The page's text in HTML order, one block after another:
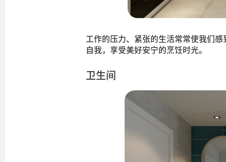
工作的压力、紧张的生活常常使我们
自我，享受美好安宁的烹饪时光。
卫生间